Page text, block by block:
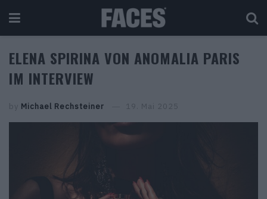
ELENA SPIRINA VON ANOMALIA PARIS
IM INTERVIEW
by Michael Rechsteiner 19. Mai 2025